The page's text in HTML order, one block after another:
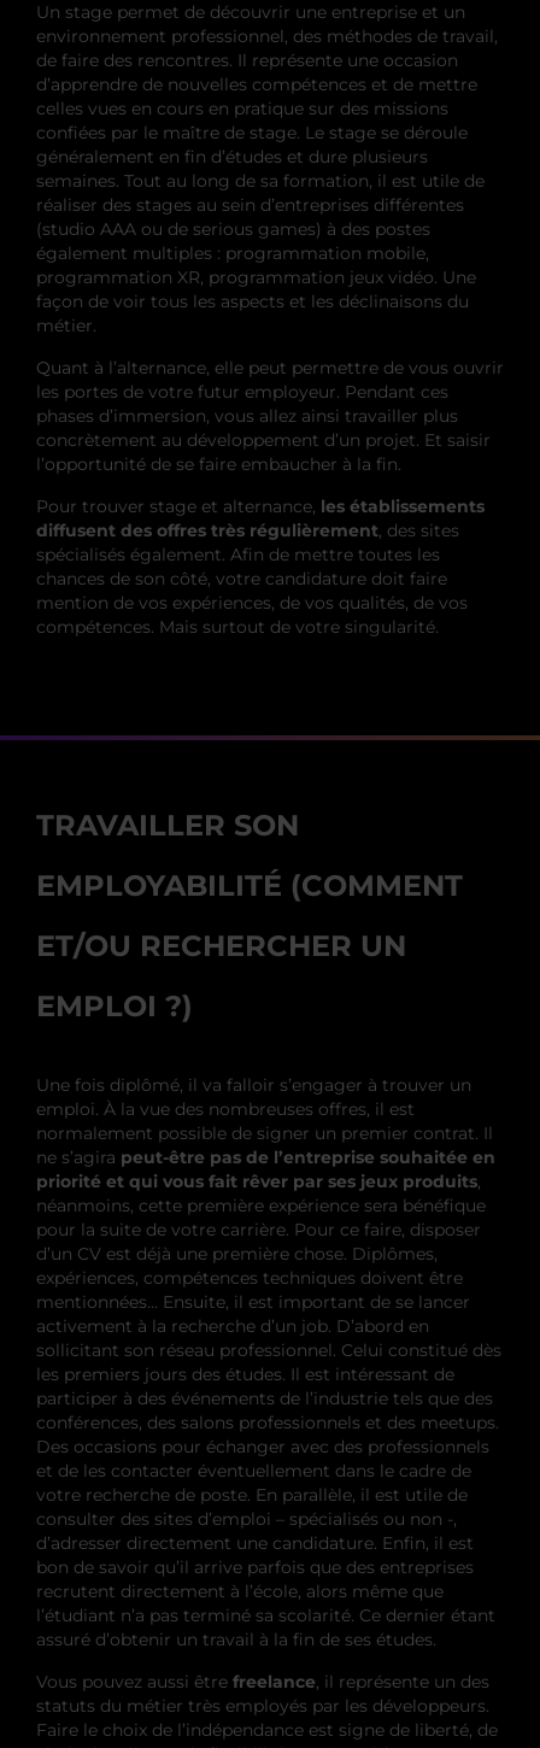
Un stage permet de découvrir une entreprise et un
environnement professionnel, des méthodes de travail,
de faire des rencontres. Il représente une occasion
d’apprendre de nouvelles compétences et de mettre
celles vues en cours en pratique sur des missions
confiées par le maître de stage. Le stage se déroule
généralement en fin d’études et dure plusieurs
semaines. Tout au long de sa formation, il est utile de
réaliser des stages au sein d’entreprises différentes
(studio AAA ou de serious games) à des postes
également multiples : programmation mobile,
programmation XR, programmation jeux vidéo. Une
façon de voir tous les aspects et les déclinaisons du
métier.
Quant à l’alternance, elle peut permettre de vous ouvrir
les portes de votre futur employeur. Pendant ces
phases d’immersion, vous allez ainsi travailler plus
concrètement au développement d’un projet. Et saisir
l’opportunité de se faire embaucher à la fin.
Pour trouver stage et alternance, les établissements
diffusent des offres très régulièrement, des sites
spécialisés également. Afin de mettre toutes les
chances de son côté, votre candidature doit faire
mention de vos expériences, de vos qualités, de vos
compétences. Mais surtout de votre singularité.
TRAVAILLER SON
EMPLOYABILITÉ (COMMENT
ET/OU RECHERCHER UN
EMPLOI ?)
Une fois diplômé, il va falloir s’engager à trouver un
emploi. À la vue des nombreuses offres, il est
normalement possible de signer un premier contrat. Il
ne s’agira peut-être pas de l’entreprise souhaitée en
priorité et qui vous fait rêver par ses jeux produits,
néanmoins, cette première expérience sera bénéfique
pour la suite de votre carrière. Pour ce faire, disposer
d’un CV est déjà une première chose. Diplômes,
expériences, compétences techniques doivent être
mentionnées… Ensuite, il est important de se lancer
activement à la recherche d’un job. D’abord en
sollicitant son réseau professionnel. Celui constitué dès
les premiers jours des études. Il est intéressant de
participer à des événements de l’industrie tels que des
conférences, des salons professionnels et des meetups.
Des occasions pour échanger avec des professionnels
et de les contacter éventuellement dans le cadre de
votre recherche de poste. En parallèle, il est utile de
consulter des sites d’emploi – spécialisés ou non -,
d’adresser directement une candidature. Enfin, il est
bon de savoir qu’il arrive parfois que des entreprises
recrutent directement à l’école, alors même que
l’étudiant n’a pas terminé sa scolarité. Ce dernier étant
assuré d’obtenir un travail à la fin de ses études.
Vous pouvez aussi être freelance, il représente un des
statuts du métier très employés par les développeurs.
Faire le choix de l’indépendance est signe de liberté, de